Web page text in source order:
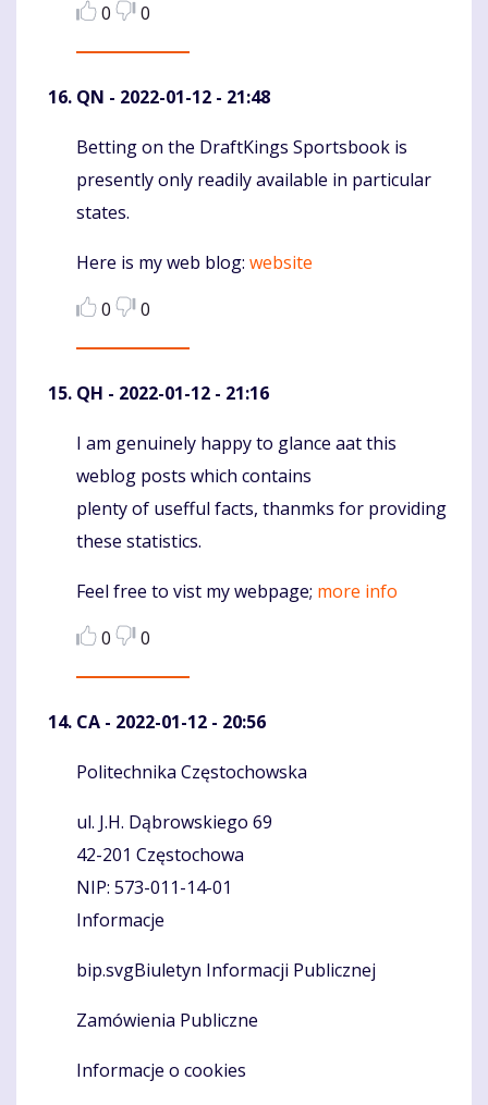
0
0
QN - 2022-01-12 - 21:48
Komentaras
Betting on the DraftKings Sportsbook is
presently only readily available in particular
states.
Here is my web blog: website
0
0
QH - 2022-01-12 - 21:16
Komentaras
I am genuinely happy to glance aat this
weblog posts which contains
plenty of usefful facts, thanmks for providing
these statistics.
Feel free to vist my webpage; more info
0
0
CA - 2022-01-12 - 20:56
Komentaras
Politechnika Częstochowska
ul. J.H. Dąbrowskiego 69
42-201 Częstochowa
NIP: 573-011-14-01
Informacje
bip.svgBiuletyn Informacji Publicznej
Zamówienia Publiczne
Informacje o cookies